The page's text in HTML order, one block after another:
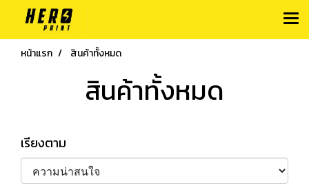
หน้าแรก สินค้าทั้งหมด
สินค้าทั้งหมด
เรียงตาม